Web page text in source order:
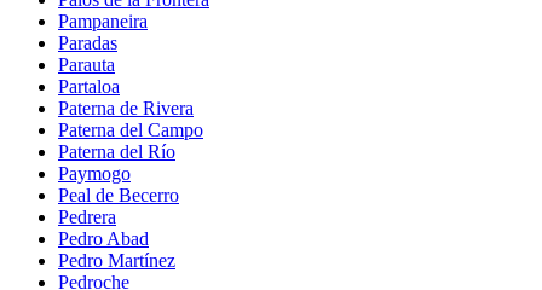
Pampaneira
Paradas
Parauta
Partaloa
Paterna de Rivera
Paterna del Campo
Paterna del Río
Paymogo
Peal de Becerro
Pedrera
Pedro Abad
Pedro Martínez
Pedroche